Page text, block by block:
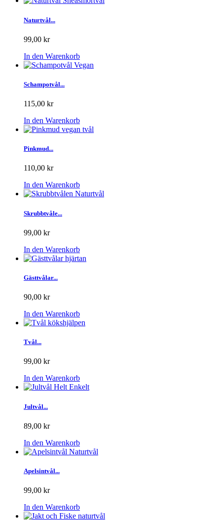
Naturtvål...
99,00 kr
In den Warenkorb
Schampotvål...
115,00 kr
In den Warenkorb
Pinkmud...
110,00 kr
In den Warenkorb
Skrubbtvåle...
99,00 kr
In den Warenkorb
Gästtvålar...
90,00 kr
In den Warenkorb
Tvål...
99,00 kr
In den Warenkorb
Jultvål...
89,00 kr
In den Warenkorb
Apelsintvål...
99,00 kr
In den Warenkorb